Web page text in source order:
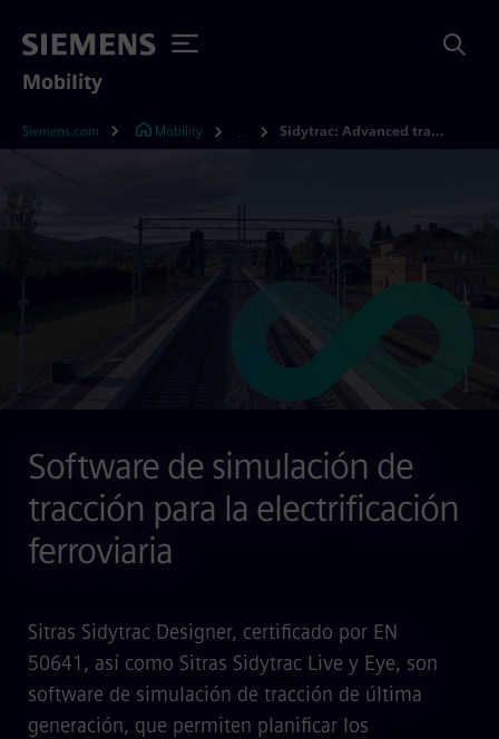
Mobility
Siemens.com Mobility Sidytrac: Advanced traction power simulation software - Siemens Mobility ES
Software de simulación de
tracción para la electrificación
ferroviaria
Sitras Sidytrac Designer, certificado por EN
50641, así como Sitras Sidytrac Live y Eye, son
software de simulación de tracción de última
generación, que permiten planificar los